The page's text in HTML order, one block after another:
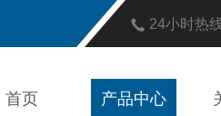
24小时热
首页 产品中心